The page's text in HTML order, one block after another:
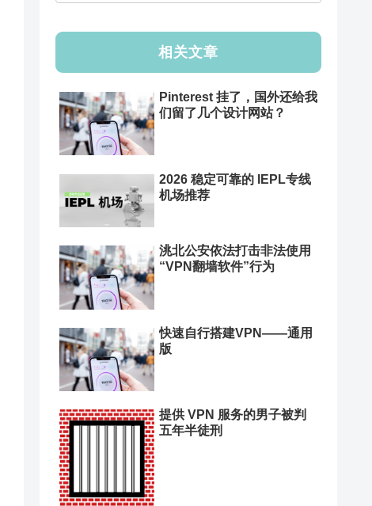
相关文章
Pinterest 挂了，国外还给我
们留了几个设计网站？
2026 稳定可靠的 IEPL专线
机场推荐
洮北公安依法打击非法使用
“VPN翻墙软件”行为
快速自行搭建VPN——通用
版
提供 VPN 服务的男子被判
五年半徒刑